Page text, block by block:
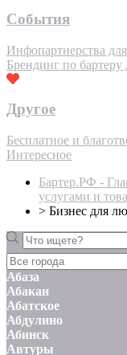
События
Инфопартнерства
Брендинг по
Другое
Бесплатное и
Интересное
Бартер.РФ -
услугами и
> Бизнес для
Абаза
Абакан
Абатское
Абдулино
Абинск
Автуры